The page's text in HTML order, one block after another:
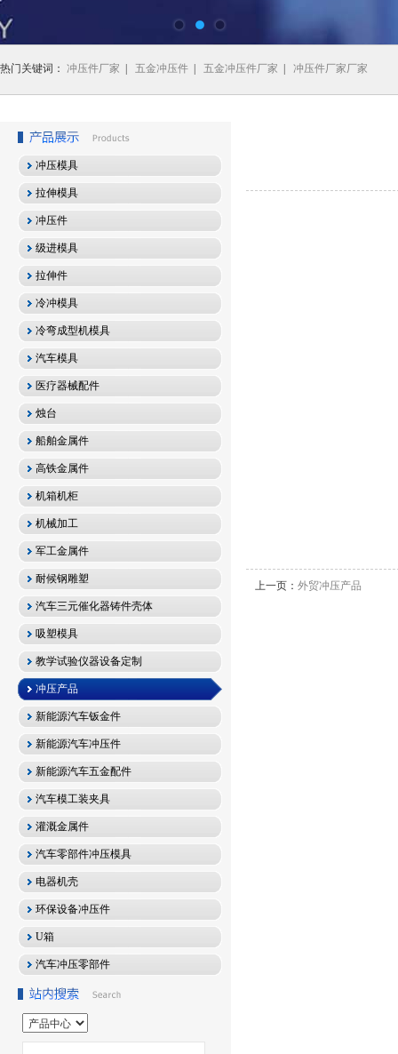
热门关键词： 冲压件厂家 五金冲压件 五金冲压件厂家 冲压件厂家厂家
冲压模具
拉伸模具
冲压件
级进模具
拉伸件
冷冲模具
冷弯成型机模具
汽车模具
医疗器械配件
烛台
船舶金属件
高铁金属件
机箱机柜
机械加工
军工金属件
耐候钢雕塑
汽车三元催化器铸件壳体
吸塑模具
教学试验仪器设备定制
冲压产品
新能源汽车钣金件
新能源汽车冲压件
新能源汽车五金配件
汽车模工装夹具
灌溉金属件
汽车零部件冲压模具
电器机壳
环保设备冲压件
U箱
汽车冲压零部件
上一页： 外贸冲压产品